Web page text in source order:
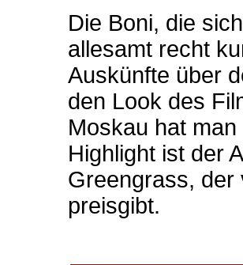
Die Boni, die
allesamt recht
Auskünfte über
den Look des
Moskau hat
Highlight ist der
Greengrass, der
preisgibt.